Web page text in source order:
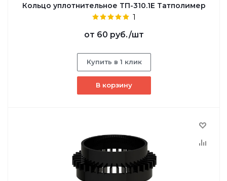
Кольцо уплотнительное ТП-310.1Е Татполимер
1
от 60 руб./шт
Купить в 1 клик
В корзину